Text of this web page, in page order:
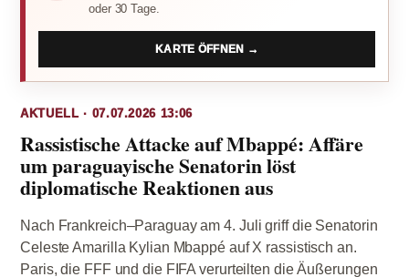
oder 30 Tage.
KARTE ÖFFNEN →
AKTUELL · 07.07.2026 13:06
Rassistische Attacke auf Mbappé: Affäre
um paraguayische Senatorin löst
diplomatische Reaktionen aus
Nach Frankreich–Paraguay am 4. Juli griff die Senatorin
Celeste Amarilla Kylian Mbappé auf X rassistisch an.
Paris, die FFF und die FIFA verurteilten die Äußerungen